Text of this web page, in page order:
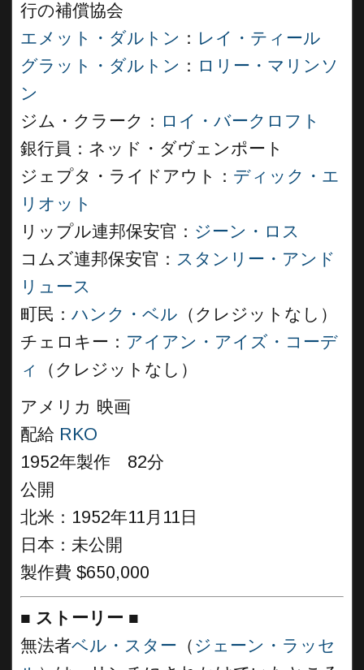
行の補償協会
エメット・ダルトン ： レイ・ティール
グラット・ダルトン ： ロリー・マリンソ
ン
ジム・クラーク： ロイ・バークロフト
銀行員：ネッド・ダヴェンポート
ジェプタ・ライドアウト： ディック・エ
リオット
リップル連邦保安官： ジーン・ロス
コムズ連邦保安官： スタンリー・アンド
リュース
町民： ハンク・ベル （クレジットなし）
チェロキー： アイアン・アイズ・コーデ
ィ
（クレジットなし）
アメリカ 映画
配給 RKO
1952年製作 82分
公開
北米：1952年11月11日
日本：未公開
製作費 $650,000
■ ストーリー ■
無法者ベル・スター （ ジェーン・ラッセ